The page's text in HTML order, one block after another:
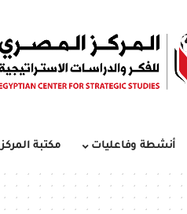
أنشطة وفاعليات مكتبة المركز